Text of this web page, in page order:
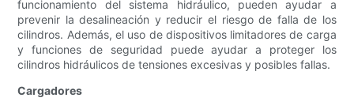
funcionamiento del sistema hidráulico, pueden ayudar a
prevenir la desalineación y reducir el riesgo de falla de los
cilindros. Además, el uso de dispositivos limitadores de carga
y funciones de seguridad puede ayudar a proteger los
cilindros hidráulicos de tensiones excesivas y posibles fallas.
Cargadores